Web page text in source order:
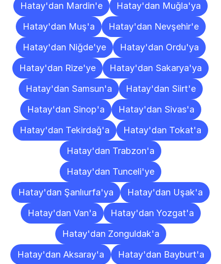
Hatay'dan Mardin'e
Hatay'dan Muğla'ya
Hatay'dan Muş'a
Hatay'dan Nevşehir'e
Hatay'dan Niğde'ye
Hatay'dan Ordu'ya
Hatay'dan Rize'ye
Hatay'dan Sakarya'ya
Hatay'dan Samsun'a
Hatay'dan Siirt'e
Hatay'dan Sinop'a
Hatay'dan Sivas'a
Hatay'dan Tekirdağ'a
Hatay'dan Tokat'a
Hatay'dan Trabzon'a
Hatay'dan Tunceli'ye
Hatay'dan Şanlıurfa'ya
Hatay'dan Uşak'a
Hatay'dan Van'a
Hatay'dan Yozgat'a
Hatay'dan Zonguldak'a
Hatay'dan Aksaray'a
Hatay'dan Bayburt'a